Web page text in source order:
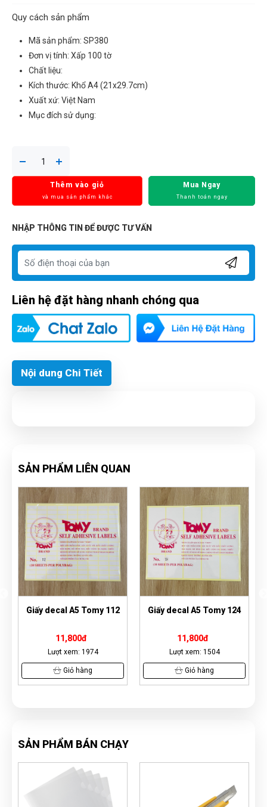
Quy cách sản phẩm
Mã sản phẩm: SP380
Đơn vị tính: Xấp 100 tờ
Chất liệu:
Kích thước: Khổ A4 (21x29.7cm)
Xuất xứ: Việt Nam
Mục đích sử dụng:
Thêm vào giỏ
và mua sản phẩm khác
Mua Ngay
Thanh toán ngay
NHẬP THÔNG TIN ĐỂ ĐƯỢC TƯ VẤN
Liên hệ đặt hàng nhanh chóng qua
Nội dung Chi Tiết
SẢN PHẨM LIÊN QUAN
Giấy decal A5 Tomy 124
11,800đ
Lượt xem: 1504
Giỏ hàng
Giấy decal A4 đế xanh -
95,000đ
Lượt xem: 12808
Giỏ hàng
SẢN PHẨM BÁN CHẠY